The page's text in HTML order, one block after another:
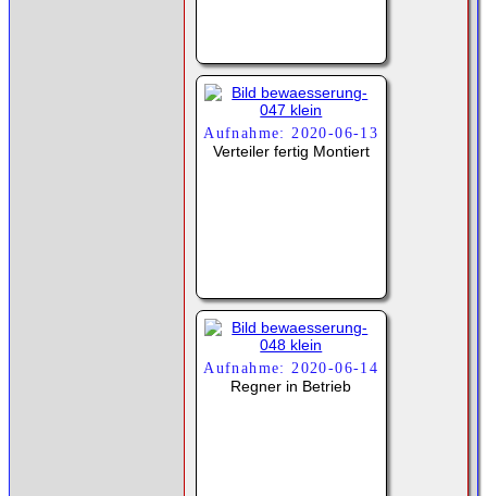
Aufnahme: 2020-06-13
Verteiler fertig Montiert
Aufnahme: 2020-06-14
Regner in Betrieb